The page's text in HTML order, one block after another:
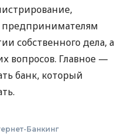
предпринимателям
собственного дела, а
вопросов. Главное —
банк, который
Банкинг